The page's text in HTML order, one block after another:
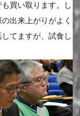
買い取ります。し
出来上がりがよく
てますが、試食し